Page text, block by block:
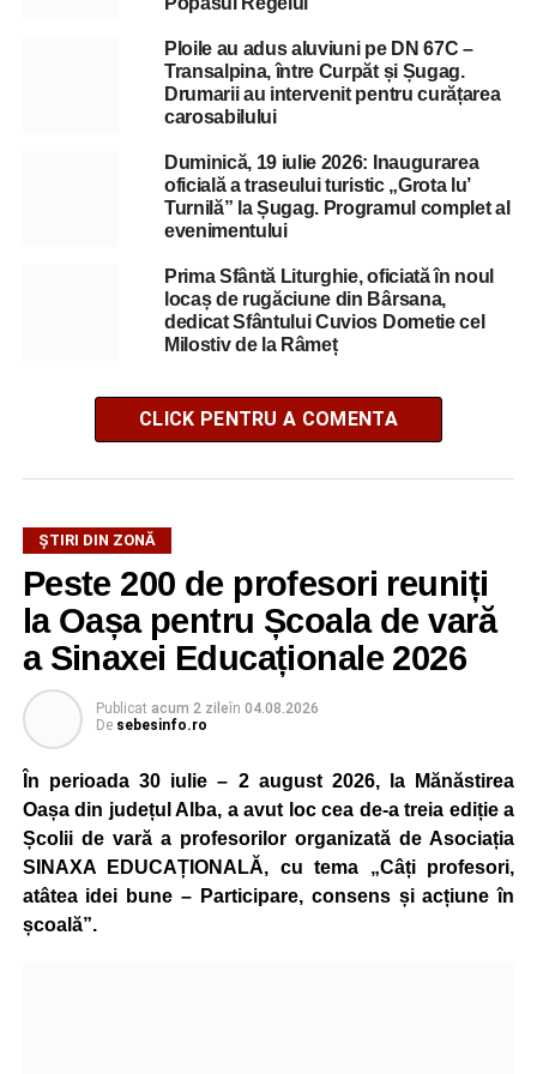
Ploile au adus aluviuni pe DN 67C –
Transalpina, între Curpăt și Șugag.
Drumarii au intervenit pentru curățarea
carosabilului
Duminică, 19 iulie 2026: Inaugurarea
oficială a traseului turistic „Grota lu’
Turnilă” la Șugag. Programul complet al
evenimentului
Prima Sfântă Liturghie, oficiată în noul
locaș de rugăciune din Bârsana,
dedicat Sfântului Cuvios Dometie cel
Milostiv de la Râmeț
CLICK PENTRU A COMENTA
ȘTIRI DIN ZONĂ
Peste 200 de profesori reuniți
la Oașa pentru Școala de vară
a Sinaxei Educaționale 2026
Publicat acum 2 zileîn 04.08.2026
De sebesinfo.ro
În perioada 30 iulie – 2 august 2026, la Mănăstirea
Oașa din județul Alba, a avut loc cea de-a treia ediție a
Școlii de vară a profesorilor organizată de Asociația
SINAXA EDUCAȚIONALĂ, cu tema „Câți profesori,
atâtea idei bune – Participare, consens și acțiune în
școală”.